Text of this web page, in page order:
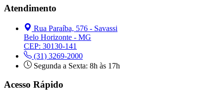
Atendimento
Rua Paraíba, 576 - Savassi
Belo Horizonte - MG
CEP: 30130-141
(31) 3269-2000
Segunda a Sexta: 8h às 17h
Acesso Rápido